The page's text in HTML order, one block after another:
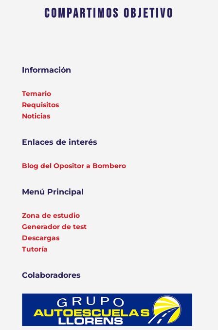
COMPARTIMOS OBJETIVO
Información
Temario
Requisitos
Noticias
Enlaces de interés
Blog del Opositor a Bombero
Menú Principal
Zona de estudio
Generador de test
Descargas
Tutoría
Colaboradores